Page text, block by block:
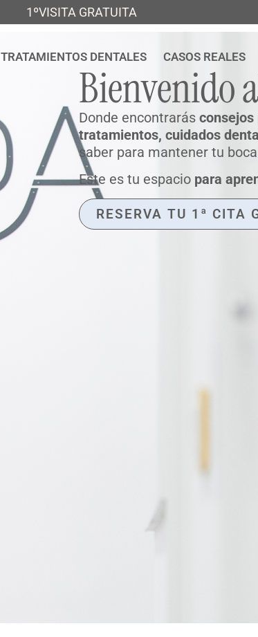
1ºVISITA GRATUITA
TRATAMIENTOS DENTALES CASOS REALES
Bienvenido
Donde encontrarás consejos
tratamientos, cuidados
saber para mantener tu
Este es tu espacio para
RESERVA TU 1ª CITA